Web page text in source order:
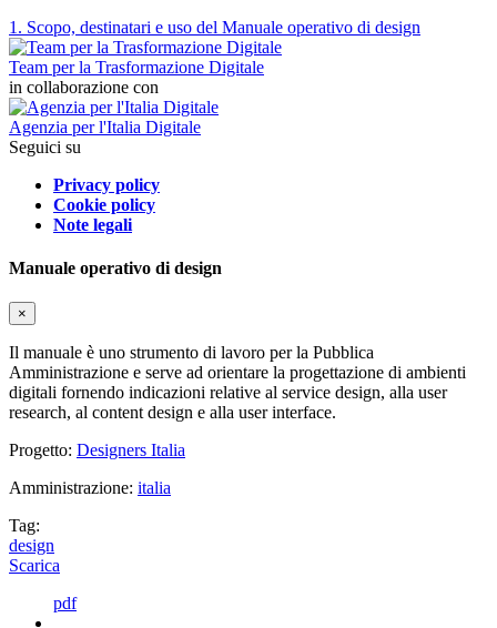
1. Scopo, destinatari e uso del Manuale operativo di design
Team per la Trasformazione Digitale
in collaborazione con
Agenzia per l'Italia Digitale
Seguici su
Privacy policy
Cookie policy
Note legali
Manuale operativo di design
×
Il manuale è uno strumento di lavoro per la Pubblica
Amministrazione e serve ad orientare la progettazione di ambienti
digitali fornendo indicazioni relative al service design, alla user
research, al content design e alla user interface.
Progetto: Designers Italia
Amministrazione: italia
Tag:
design
Scarica
pdf